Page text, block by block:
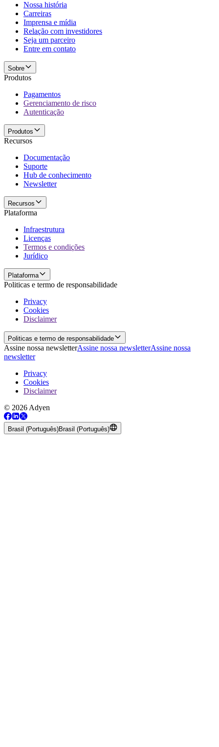
Nossa história
Carreiras
Imprensa e mídia
Relação com investidores
Seja um parceiro
Entre em contato
Sobre
Produtos
Pagamentos
Gerenciamento de risco
Autenticação
Produtos
Recursos
Documentação
Suporte
Hub de conhecimento
Newsletter
Recursos
Plataforma
Infraestrutura
Licenças
Termos e condições
Jurídico
Plataforma
Politicas e termo de responsabilidade
Privacy
Cookies
Disclaimer
Politicas e termo de responsabilidade
Assine nossa newsletterAssine nossa newsletterAssine nossa
newsletter
Privacy
Cookies
Disclaimer
© 2026 Adyen
Brasil (Português)Brasil (Português)